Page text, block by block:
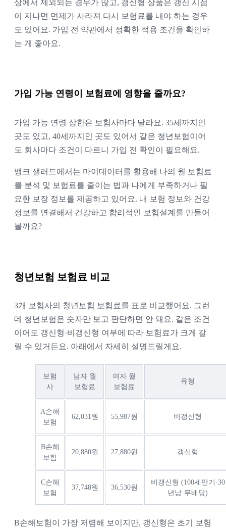
상에서 제외되는 경우가 많고, 갱신형 상품은 갱신 시점
이 지나면 면제가 사라져 다시 보험료를 내야 하는 경우
도 있어요. 가입 전 약관에서 정확한 적용 조건을 확인하
는 게 좋아요.
가입 가능 연령이 보험료에 영향을 줄까요?
가입 가능 연령 상한은 보험사마다 달라요. 35세까지인
곳도 있고, 40세까지인 곳도 있어서 같은 청년보험이어
도 회사마다 조건이 다르니 가입 전 확인이 필요해요.
뱅크 샐러드에서는 마이데이터를 활용해 나의 월 보험료
를 분석 및 보험료를 줄이는 법과 나에게 부족하거나 필
요한 보장 정보를 제공하고 있어요. 내 보험 정보와 건강
정보를 연결해서 건강하고 합리적인 보험설계를 만들어
볼까요?
청년보험 보험료 비교
3개 보험사의 청년보험 보험료를 표로 비교했어요. 그런
데 청년보험은 숫자만 보고 판단하면 안 돼요. 같은 조건
이어도 갱신형·비갱신형 여부에 따라 보험료가 크게 갈
릴 수 있거든요. 아래에서 자세히 설명드릴게요.
보험
사
남자 월
보험료
여자 월
보험료
유형
A손해
보험
62,031원 55,987원 비갱신형
B손해
보험
20,880원 27,880원 갱신형
C손해
보험
37,748원 36,530원
비갱신형 (100세만기·30
년납·무배당)
B손해보험이 가장 저렴해 보이지만, 갱신형은 초기 보험